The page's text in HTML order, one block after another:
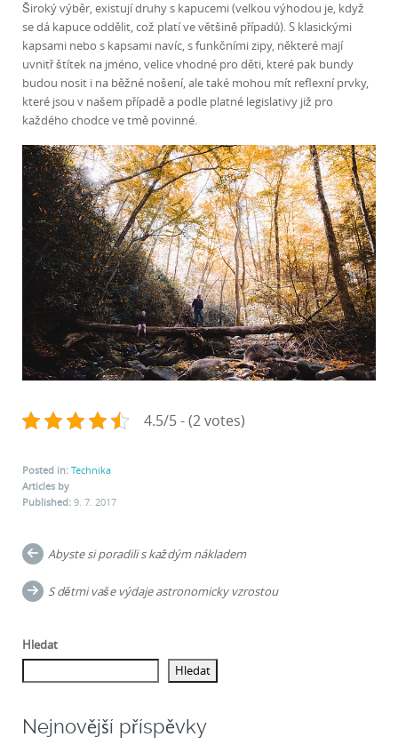
Široký výběr, existují druhy s kapucemi (velkou výhodou je, když
se dá kapuce oddělit, což platí ve většině případů). S klasickými
kapsami nebo s kapsami navíc, s funkčními zipy, některé mají
uvnitř štítek na jméno, velice vhodné pro děti, které pak bundy
budou nosit i na běžné nošení, ale také mohou mít reflexní prvky,
které jsou v našem případě a podle platné legislativy již pro
každého chodce ve tmě povinné.
4.5/5 - (2 votes)
Posted in: Technika
Articles by
Published: 9. 7. 2017
Post
navigation
Abyste si poradili s každým nákladem
S dětmi vaše výdaje astronomicky vzrostou
Hledat
Hledat
Nejnovější příspěvky